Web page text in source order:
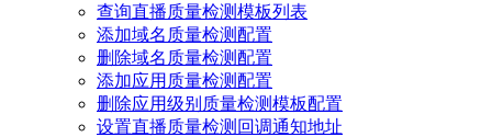
查询直播质量检测模板列表
添加域名质量检测配置
删除域名质量检测配置
添加应用质量检测配置
删除应用级别质量检测模板配置
设置直播质量检测回调通知地址